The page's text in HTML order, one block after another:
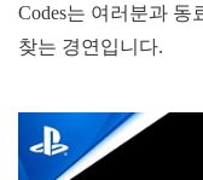
Codes는 여러분과
찾는 경연입니다.